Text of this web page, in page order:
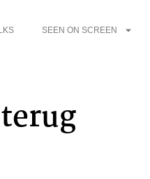
SEEN ON SCREEN